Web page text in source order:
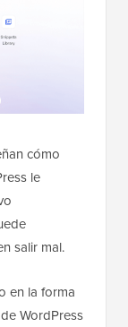
cómo
le
salir mal.
en la forma
WordPress